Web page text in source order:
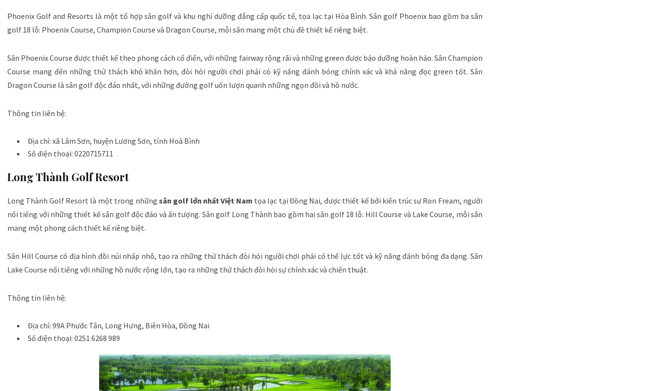
Phoenix Golf and Resorts là một tổ hợp sân golf và khu nghỉ dưỡng đẳng cấp quốc tế, tọa lạc tại Hòa Bình. Sân golf Phoenix bao gồm ba sân
golf 18 lỗ: Phoenix Course, Champion Course và Dragon Course, mỗi sân mang một chủ đề thiết kế riêng biệt.
Sân Phoenix Course được thiết kế theo phong cách cổ điển, với những fairway rộng rãi và những green được bảo dưỡng hoàn hảo. Sân Champion
Course mang đến những thử thách khó khăn hơn, đòi hỏi người chơi phải có kỹ năng đánh bóng chính xác và khả năng đọc green tốt. Sân
Dragon Course là sân golf độc đáo nhất, với những đường golf uốn lượn quanh những ngọn đồi và hồ nước.
Thông tin liên hệ:
Địa chỉ: xã Lâm Sơn, huyện Lương Sơn, tỉnh Hoà Bình
Số điện thoại: 0220715711
Long Thành Golf Resort
Long Thành Golf Resort là một trong những sân golf lớn nhất Việt Nam tọa lạc tại Đồng Nai, được thiết kế bởi kiến trúc sư Ron Fream, người
nổi tiếng với những thiết kế sân golf độc đáo và ấn tượng. Sân golf Long Thành bao gồm hai sân golf 18 lỗ: Hill Course và Lake Course, mỗi sân
mang một phong cách thiết kế riêng biệt.
Sân Hill Course có địa hình đồi núi nhấp nhô, tạo ra những thử thách đòi hỏi người chơi phải có thể lực tốt và kỹ năng đánh bóng đa dạng. Sân
Lake Course nổi tiếng với những hồ nước rộng lớn, tạo ra những thử thách đòi hỏi sự chính xác và chiến thuật.
Thông tin liên hệ:
Địa chỉ: 99A Phước Tân, Long Hưng, Biên Hòa, Đồng Nai
Số điện thoại: 0251 6268 989